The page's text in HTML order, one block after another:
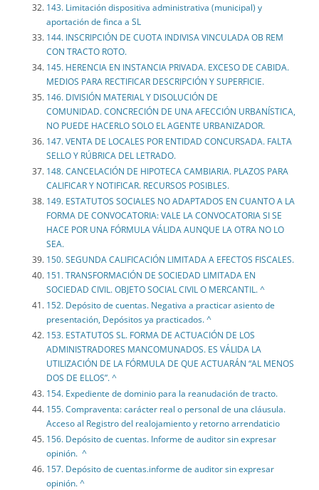
143. Limitación dispositiva administrativa (municipal) y
aportación de finca a SL
144. INSCRIPCIÓN DE CUOTA INDIVISA VINCULADA OB REM
CON TRACTO ROTO.
145. HERENCIA EN INSTANCIA PRIVADA. EXCESO DE CABIDA.
MEDIOS PARA RECTIFICAR DESCRIPCIÓN Y SUPERFICIE.
146. DIVISIÓN MATERIAL Y DISOLUCIÓN DE
COMUNIDAD. CONCRECIÓN DE UNA AFECCIÓN URBANÍSTICA,
NO PUEDE HACERLO SOLO EL AGENTE URBANIZADOR.
147. VENTA DE LOCALES POR ENTIDAD CONCURSADA. FALTA
SELLO Y RÚBRICA DEL LETRADO.
148. CANCELACIÓN DE HIPOTECA CAMBIARIA. PLAZOS PARA
CALIFICAR Y NOTIFICAR. RECURSOS POSIBLES.
149. ESTATUTOS SOCIALES NO ADAPTADOS EN CUANTO A LA
FORMA DE CONVOCATORIA: VALE LA CONVOCATORIA SI SE
HACE POR UNA FÓRMULA VÁLIDA AUNQUE LA OTRA NO LO
SEA.
150. SEGUNDA CALIFICACIÓN LIMITADA A EFECTOS FISCALES.
151. TRANSFORMACIÓN DE SOCIEDAD LIMITADA EN
SOCIEDAD CIVIL. OBJETO SOCIAL CIVIL O MERCANTIL. ^
152. Depósito de cuentas. Negativa a practicar asiento de
presentación, Depósitos ya practicados. ^
153. ESTATUTOS SL. FORMA DE ACTUACIÓN DE LOS
ADMINISTRADORES MANCOMUNADOS. ES VÁLIDA LA
UTILIZACIÓN DE LA FÓRMULA DE QUE ACTUARÁN “AL MENOS
DOS DE ELLOS”. ^
154. Expediente de dominio para la reanudación de tracto.
155. Compraventa: carácter real o personal de una cláusula.
Acceso al Registro del realojamiento y retorno arrendaticio
156. Depósito de cuentas. Informe de auditor sin expresar
opinión. ^
157. Depósito de cuentas.informe de auditor sin expresar
opinión. ^